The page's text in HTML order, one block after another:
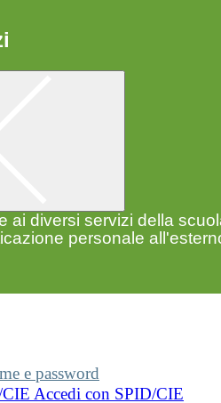
ai diversi servizi della
personale
e password
Accedi con SPID/CIE